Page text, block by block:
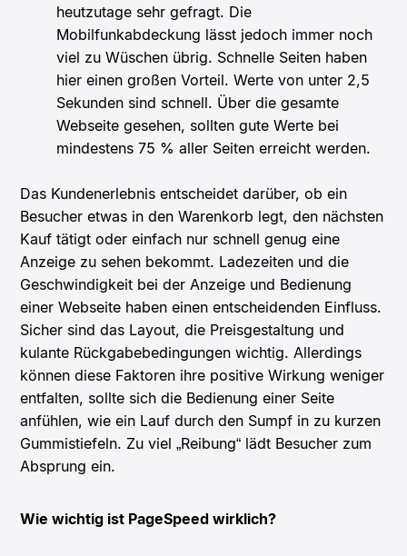
heutzutage sehr gefragt. Die
Mobilfunkabdeckung lässt jedoch immer noch
viel zu Wüschen übrig. Schnelle Seiten haben
hier einen großen Vorteil. Werte von unter 2,5
Sekunden sind schnell. Über die gesamte
Webseite gesehen, sollten gute Werte bei
mindestens 75 % aller Seiten erreicht werden.
Das Kundenerlebnis entscheidet darüber, ob ein
Besucher etwas in den Warenkorb legt, den nächsten
Kauf tätigt oder einfach nur schnell genug eine
Anzeige zu sehen bekommt. Ladezeiten und die
Geschwindigkeit bei der Anzeige und Bedienung
einer Webseite haben einen entscheidenden Einfluss.
Sicher sind das Layout, die Preisgestaltung und
kulante Rückgabebedingungen wichtig. Allerdings
können diese Faktoren ihre positive Wirkung weniger
entfalten, sollte sich die Bedienung einer Seite
anfühlen, wie ein Lauf durch den Sumpf in zu kurzen
Gummistiefeln. Zu viel „Reibung“ lädt Besucher zum
Absprung ein.
Wie wichtig ist PageSpeed wirklich?